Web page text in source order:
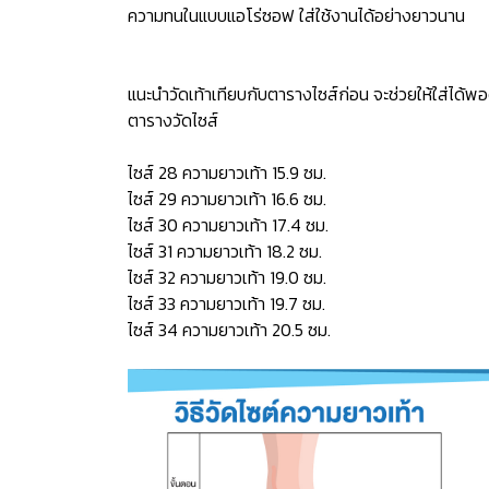
ความทนในแบบแอโร่ซอฟ ใส่ใช้งานได้อย่างยาวนาน
แนะนำวัดเท้าเทียบกับตารางไซส์ก่อน จะช่วยให้ใส่ได้พ
ตารางวัดไซส์
ไซส์ 28 ความยาวเท้า 15.9 ซม.
ไซส์ 29 ความยาวเท้า 16.6 ซม.
ไซส์ 30 ความยาวเท้า 17.4 ซม.
ไซส์ 31 ความยาวเท้า 18.2 ซม.
ไซส์ 32 ความยาวเท้า 19.0 ซม.
ไซส์ 33 ความยาวเท้า 19.7 ซม.
ไซส์ 34 ความยาวเท้า 20.5 ซม.